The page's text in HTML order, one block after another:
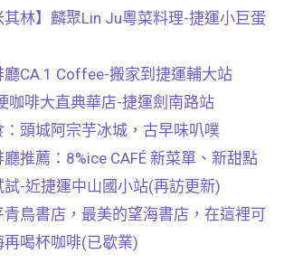
其林】麟聚Lin Ju粵菜料理-捷運小巨蛋
廳CA.1 Coffee-搬家到捷運輔大站
咖啡大直典華店-捷運劍南路站
：頭城阿宗芋冰城，古早味叭噗
推薦：8%ice CAFÉ 新菜單、新甜點
試-近捷運中山國小站(再訪更新)
青鳥書店，最美的望海書店，在這裡可
再喝杯咖啡(已歇業)